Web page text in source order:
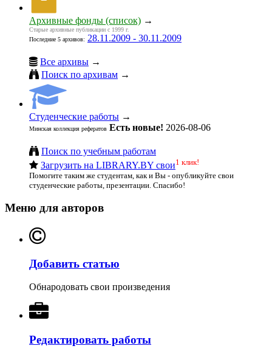
Архивные фонды (список) →
Старые архивные публикации с 1999 г.
Последние 5 архивов: 28.11.2009 - 30.11.2009
Все архивы →
Поиск по архивам →
Студенческие работы →
Минская коллекция рефератов Есть новые! 2026-08-06
Поиск по учебным работам
Загрузить на LIBRARY.BY свои1 клик!
Помогите таким же студентам, как и Вы - опубликуйте свои
студенческие работы, презентации. Спасибо!
Меню для авторов
Добавить статью
Обнародовать свои произведения
Редактировать работы